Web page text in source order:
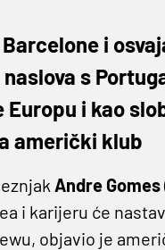
i
s
Europu i kao
američki klub
Andre Gomes
i karijeru će
objavio je